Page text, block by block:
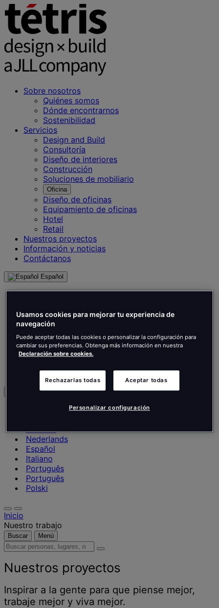
Sobre nosotros
Quiénes somos
Dónde encontrarnos
Sostenibilidad
Servicios
Design and Build
Consultoría
Diseño de interiores
Construcción
Soluciones de mobiliario
Oficina
Diseño de oficinas
Equipamiento de oficinas
Hotel
Retail
Nuestros proyectos
Información y noticias
Contáctanos
Español
Deutsch
Nederlands
Español
Italiano
Português
Polski
Deutsch
Nederlands
Español
Italiano
Português
Português
Polski
Inicio
Nuestro trabajo
Buscar Menú
Buscar
lugares,
noticias
y
opiniones
Nuestros proyectos
Inspirar a la gente para que piense mejor,
trabaje mejor y viva mejor.
Usamos cookies para mejorar tu experiencia de
navegación
Puede aceptar todas las cookies o personalizar la configuración para
cambiar sus preferencias. Obtenga más información en nuestra
Declaración sobre cookies.
Rechazarlas todas Aceptar todas
Personalizar configuración